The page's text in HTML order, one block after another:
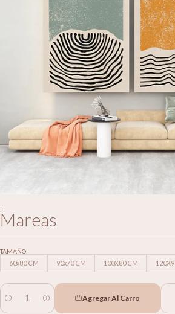
|
Mareas
TAMAÑO
60x80 CM 90x70 CM 100X80 CM
Cantidad
Agregar Al Carro